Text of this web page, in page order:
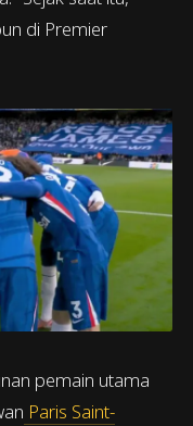
di Premier
pemain utama
Paris Saint-